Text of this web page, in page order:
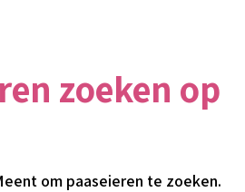
zoeken op
om paaseieren te zoeken.